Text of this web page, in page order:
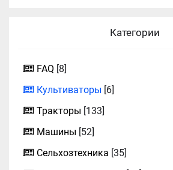
Категории
FAQ [8]
Культиваторы [6]
Тракторы [133]
Машины [52]
Сельхозтехника [35]